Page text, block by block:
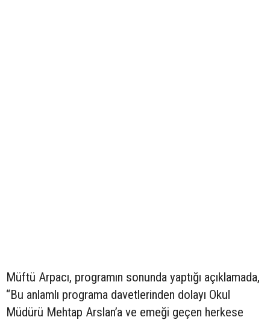
Müftü Arpacı, programın sonunda yaptığı açıklamada,
“Bu anlamlı programa davetlerinden dolayı Okul
Müdürü Mehtap Arslan’a ve emeği geçen herkese